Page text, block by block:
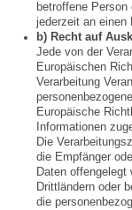
betroffene
jederzeit an einen
b) Recht auf
Jede von der
Europäischen
Verarbeitung
Europäische
Informationen
Die
die Empfänger
Daten offengelegt
Drittländern oder
die